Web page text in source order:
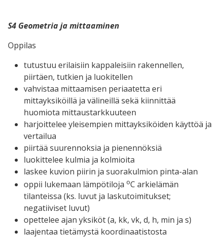
S4 Geometria ja mittaaminen
Oppilas
tutustuu erilaisiin kappaleisiin rakennellen,
piirtäen, tutkien ja luokitellen
vahvistaa mittaamisen periaatetta eri
mittayksiköillä ja välineillä sekä kiinnittää
huomiota mittaustarkkuuteen
harjoittelee yleisempien mittayksiköiden käyttöä ja
vertailua
piirtää suurennoksia ja pienennöksiä
luokittelee kulmia ja kolmioita
laskee kuvion piirin ja suorakulmion pinta-alan
oppii lukemaan lämpötiloja oC arkielämän
tilanteissa (ks. luvut ja laskutoimitukset;
negatiiviset luvut)
opettelee ajan yksiköt (a, kk, vk, d, h, min ja s)
laajentaa tietämystä koordinaatistosta